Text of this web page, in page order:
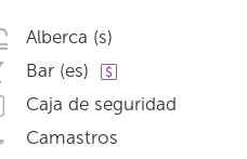
Alberca (s)
Bar (es)
Caja de seguridad
Camastros